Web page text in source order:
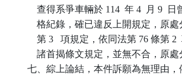
查得系爭車輛於 114  年 4  月 9
格紀錄，確已違反上開規定，原
第 3   項規定，依同法第 76 條第
諸首揭條文規定，並無不合，原處
七、綜上論結，本件訴願為無理由，